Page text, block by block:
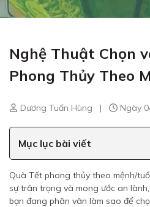
Nghệ Thuật Chọn
Phong Thủy Theo
Dương Tuấn Hùng | Ngày
Mục lục bài viết
Quà Tết phong thủy theo mệnh/
sự trân trọng và mong ước an
bạn đang phân vân làm sao để